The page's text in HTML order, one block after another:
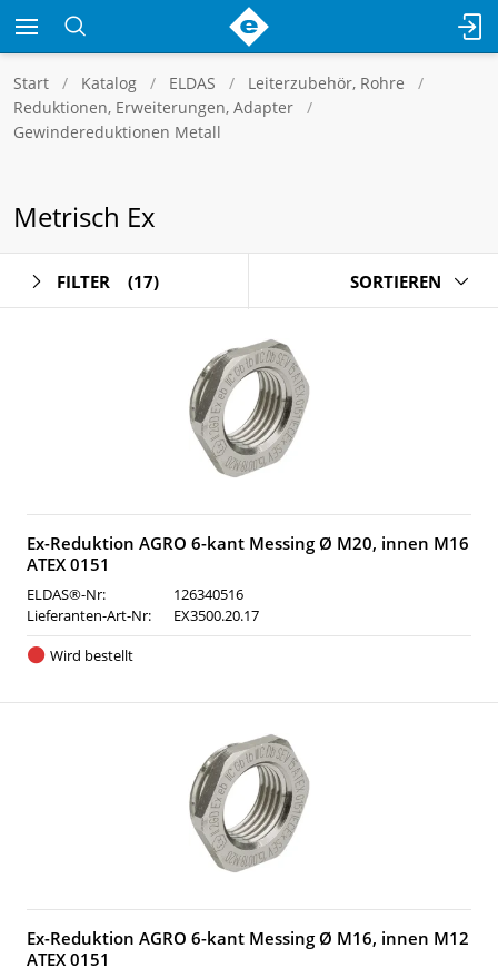
Start Katalog ELDAS
Leiterzubehör, Rohre
Reduktionen, Erweiterungen, Adapter
Gewindereduktionen Metall
Metrisch Ex
FILTER (17) SORTIEREN
Ex-Reduktion AGRO 6-kant Messing Ø M20, innen M16
ATEX 0151
ELDAS®-Nr:
126340516
Lieferanten-Art-Nr:
EX3500.20.17
Wird bestellt
Ex-Reduktion AGRO 6-kant Messing Ø M16, innen M12
ATEX 0151